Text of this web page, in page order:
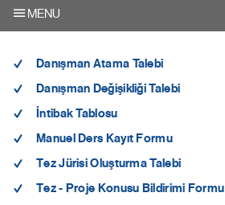
MENU
Danışman Atama Talebi
Danışman Değişikliği Talebi
İntibak Tablosu
Manuel Ders Kayıt Formu
Tez Jürisi Oluşturma Talebi
Tez - Proje Konusu Bildirimi Formu